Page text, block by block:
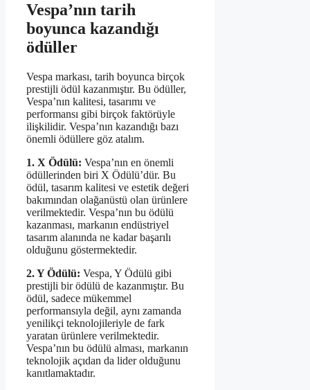
Vespa’nın tarih
boyunca kazandığı
ödüller
Vespa markası, tarih boyunca birçok
prestijli ödül kazanmıştır. Bu ödüller,
Vespa’nın kalitesi, tasarımı ve
performansı gibi birçok faktörüyle
ilişkilidir. Vespa’nın kazandığı bazı
önemli ödüllere göz atalım.
1. X Ödülü: Vespa’nın en önemli
ödüllerinden biri X Ödülü’dür. Bu
ödül, tasarım kalitesi ve estetik değeri
bakımından olağanüstü olan ürünlere
verilmektedir. Vespa’nın bu ödülü
kazanması, markanın endüstriyel
tasarım alanında ne kadar başarılı
olduğunu göstermektedir.
2. Y Ödülü: Vespa, Y Ödülü gibi
prestijli bir ödülü de kazanmıştır. Bu
ödül, sadece mükemmel
performansıyla değil, aynı zamanda
yenilikçi teknolojileriyle de fark
yaratan ürünlere verilmektedir.
Vespa’nın bu ödülü alması, markanın
teknolojik açıdan da lider olduğunu
kanıtlamaktadır.